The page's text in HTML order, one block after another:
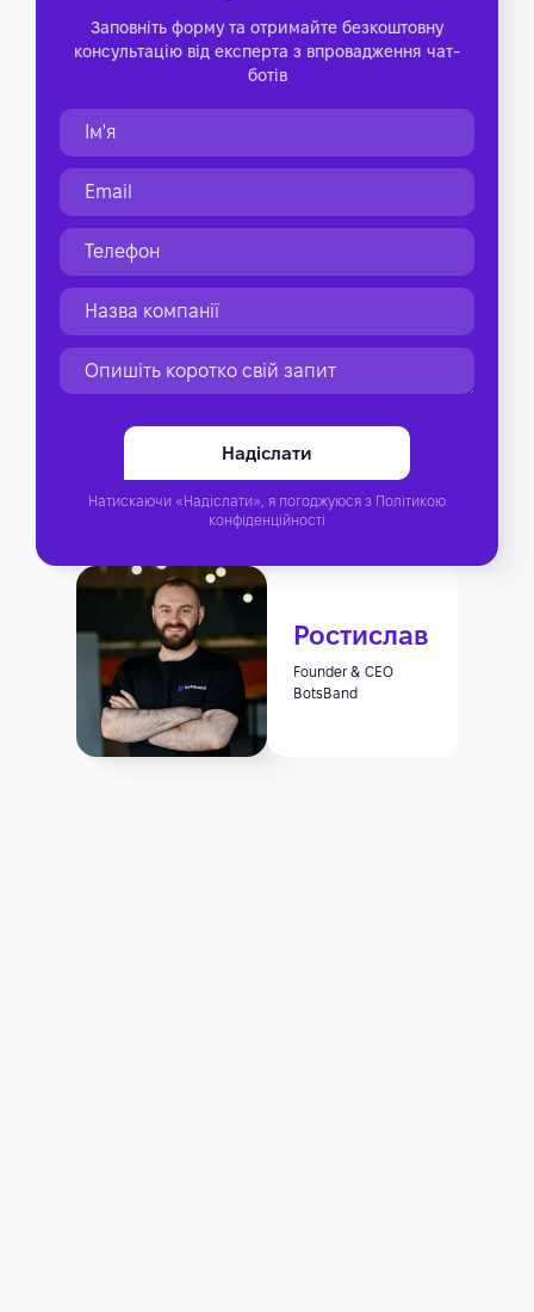
Ростислав
Founder & CEO
BotsBand
Заповніть форму та отримайте безкоштовну
консультацію від експерта з впровадження чат-
ботів
Натискаючи «Надіслати», я погоджуюся з Політикою
конфіденційності